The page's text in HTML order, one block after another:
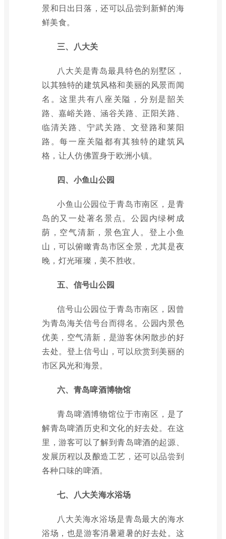
景和日出日落，还可以品尝到新鲜的海
鲜美食。
三、八大关
八大关是青岛最具特色的别墅区，
以其独特的建筑风格和美丽的风景而闻
名。这里共有八座关隘，分别是韶关
路、嘉峪关路、涵谷关路、正阳关路、
临清关路、宁武关路、文登路和莱阳
路。每一座关隘都有其独特的建筑风
格，让人仿佛置身于欧洲小镇。
四、小鱼山公园
小鱼山公园位于青岛市南区，是青
岛的又一处著名景点。公园内绿树成
荫，空气清新，景色宜人。登上小鱼
山，可以俯瞰青岛市区全景，尤其是夜
晚，灯光璀璨，美不胜收。
五、信号山公园
信号山公园位于青岛市南区，因曾
为青岛海关信号台而得名。公园内景色
优美，空气清新，是游客休闲散步的好
去处。登上信号山，可以欣赏到美丽的
市区风光和海景。
六、青岛啤酒博物馆
青岛啤酒博物馆位于市南区，是了
解青岛啤酒历史和文化的好去处。在这
里，游客可以了解到青岛啤酒的起源、
发展历程以及酿造工艺，还可以品尝到
各种口味的啤酒。
七、八大关海水浴场
八大关海水浴场是青岛最大的海水
浴场，也是游客消暑避暑的好去处。这